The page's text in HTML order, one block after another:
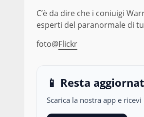
C’è da dire che i coniuigi
esperti del paranormale di
foto@Flickr
📱 Resta
Scarica la nostra app e